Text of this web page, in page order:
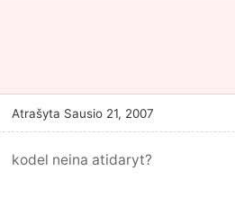
Atrašyta Sausio 21, 2007
kodel neina atidaryt?